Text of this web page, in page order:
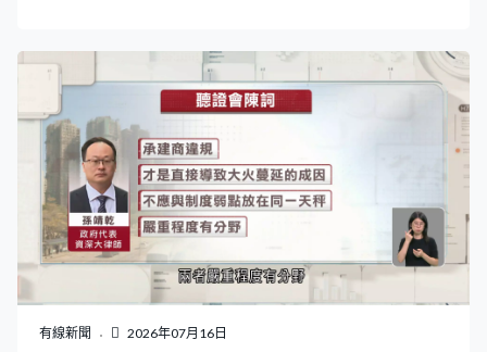
白；第三個是要服務民生。這一次我們設的職業本科專業
佔新設專業總數的66%，更多的是要滿足能夠在生產應用
場景解決複雜問題的技能人才需求。」 這次專業目錄增補
包括18個職業本科和9個高職專科專業，是緊貼國家「十
五五」規劃綱要和《教育發展「十五五」規劃》部署，錨
定高技能人才培養。重點增設一批數字經濟、低空經濟、
人工智能等14個專業大類。其中在低空經濟方面，新增了
「低空運輸工程技術」專業。此外綠色能源，以及托育養
老等民生急需領域，同樣增補了多個新專業，包括「旅居
康養運營與管理」等。
有線新聞 2026年07月16日